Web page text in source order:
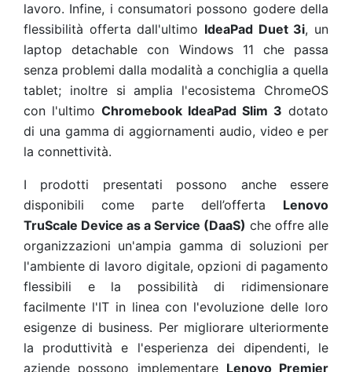
lavoro. Infine, i consumatori possono godere della
flessibilità offerta dall'ultimo IdeaPad Duet 3i, un
laptop detachable con Windows 11 che passa
senza problemi dalla modalità a conchiglia a quella
tablet; inoltre si amplia l'ecosistema ChromeOS
con l'ultimo Chromebook IdeaPad Slim 3 dotato
di una gamma di aggiornamenti audio, video e per
la connettività.
I prodotti presentati possono anche essere
disponibili come parte dell’offerta Lenovo
TruScale Device as a Service (DaaS) che offre alle
organizzazioni un'ampia gamma di soluzioni per
l'ambiente di lavoro digitale, opzioni di pagamento
flessibili e la possibilità di ridimensionare
facilmente l'IT in linea con l'evoluzione delle loro
esigenze di business. Per migliorare ulteriormente
la produttività e l'esperienza dei dipendenti, le
aziende possono implementare Lenovo Premier